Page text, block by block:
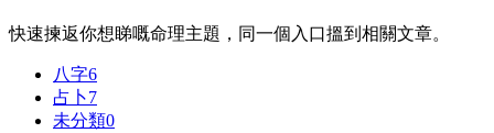
快速揀返你想睇嘅命理主題，同一個入口搵到相關文章。
八字6
占卜7
未分類0